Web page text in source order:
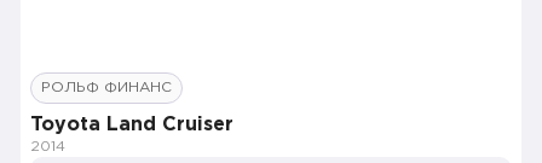
РОЛЬФ ФИНАНС
Toyota Land Cruiser
2014